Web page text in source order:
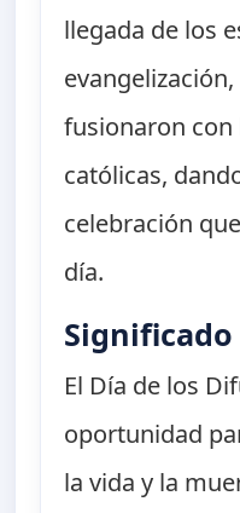
llegada de los
fusionaron con
católicas,
celebración
día.
Significado
El Día de los
oportunidad
la vida y la